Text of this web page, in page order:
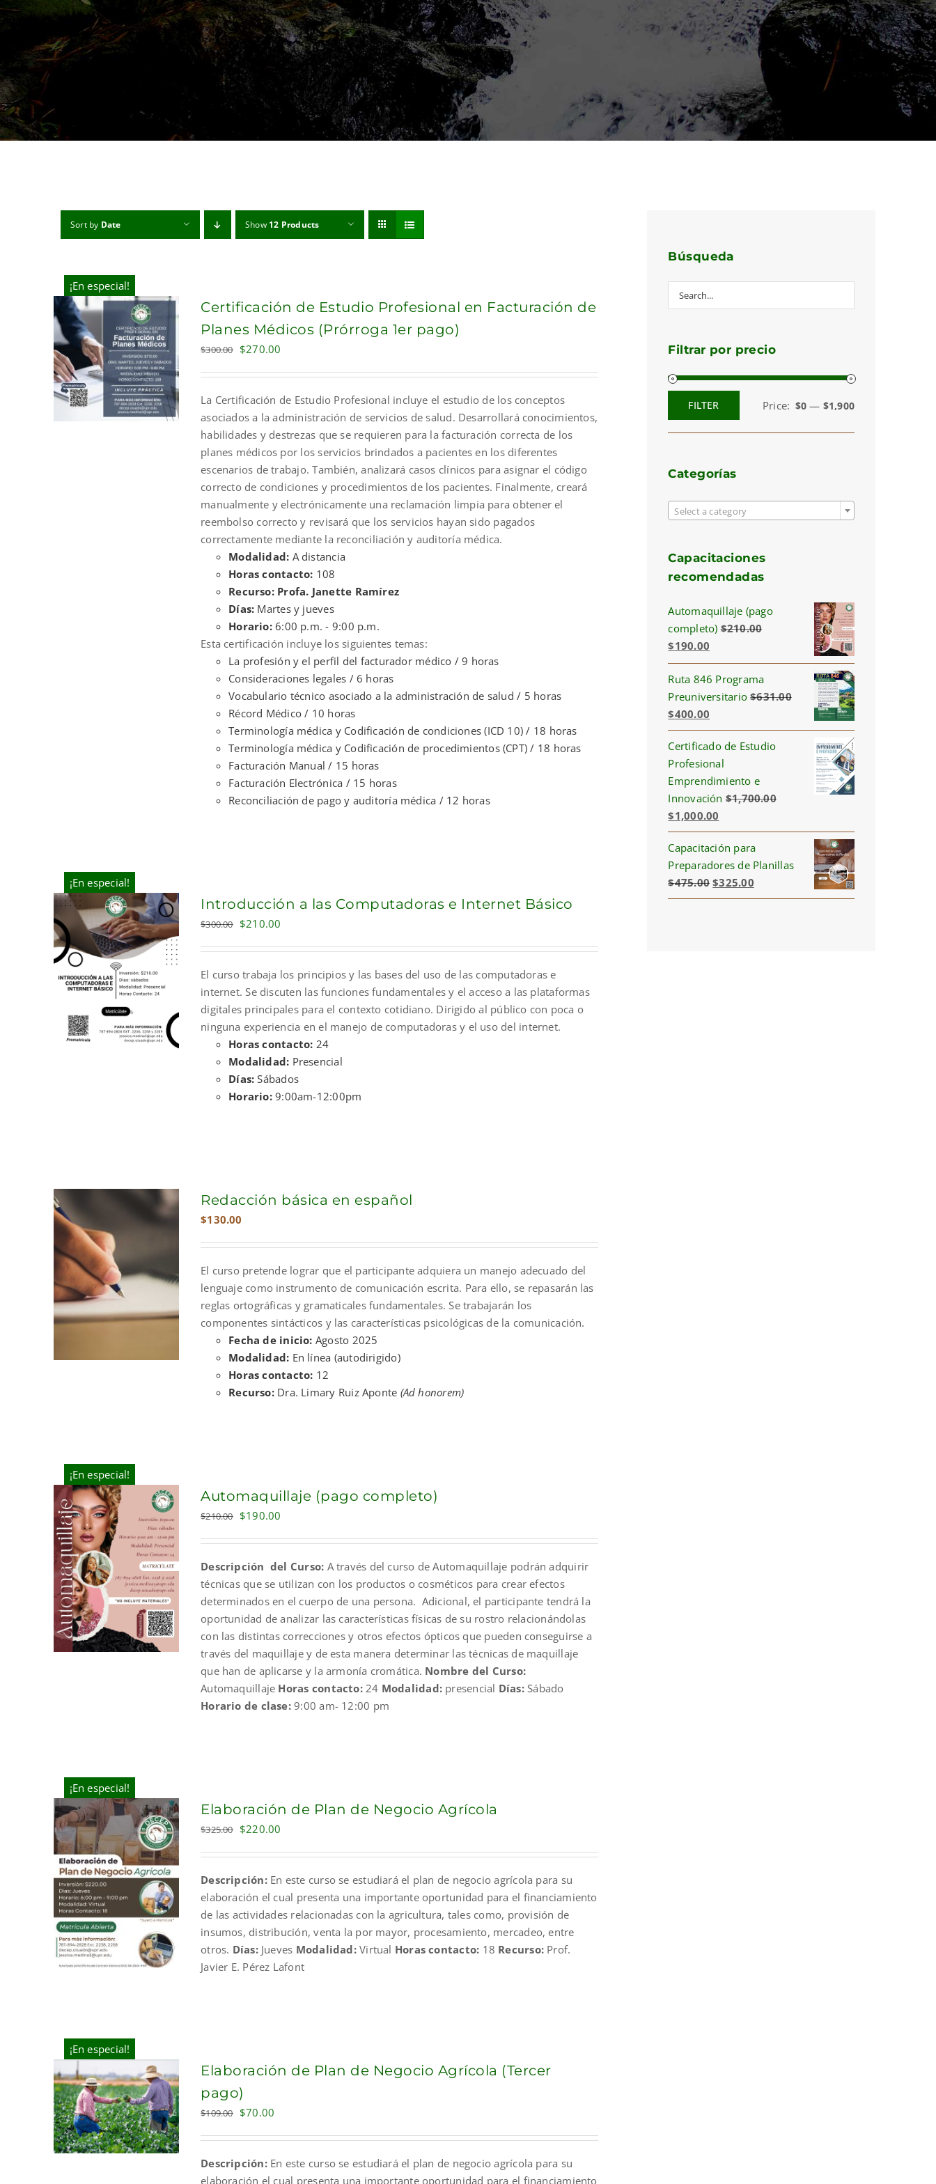
Sort by Date Show 12 Products
¡En especial!
Certificación de Estudio Profesional en Facturación de
Planes Médicos (Prórroga 1er pago)
$300.00 Original
$300.00.
$270.00
$270.00.
La Certificación de Estudio Profesional incluye el estudio de los conceptos
asociados a la administración de servicios de salud. Desarrollará conocimientos,
habilidades y destrezas que se requieren para la facturación correcta de los
planes médicos por los servicios brindados a pacientes en los diferentes
escenarios de trabajo. También, analizará casos clínicos para asignar el código
correcto de condiciones y procedimientos de los pacientes. Finalmente, creará
manualmente y electrónicamente una reclamación limpia para obtener el
reembolso correcto y revisará que los servicios hayan sido pagados
correctamente mediante la reconciliación y auditoría médica.
Modalidad: A distancia
Horas contacto: 108
Recurso: Profa. Janette Ramírez
Días: Martes y jueves
Horario:6:00 p.m. - 9:00 p.m.
Esta certificación incluye los siguientes temas:
La profesión y el perfil del facturador médico / 9 horas
Consideraciones legales / 6 horas
Vocabulario técnico asociado a la administración de salud / 5 horas
Récord Médico / 10 horas
Terminología médica y Codificación de condiciones (ICD 10) / 18 horas
Terminología médica y Codificación de procedimientos (CPT) / 18 horas
Facturación Manual / 15 horas
Facturación Electrónica / 15 horas
Reconciliación de pago y auditoría médica / 12 horas
¡En especial!
Introducción a las Computadoras e Internet Básico
$300.00 Original
$300.00.
$210.00
$210.00.
El curso trabaja los principios y las bases del uso de las computadoras e
internet. Se discuten las funciones fundamentales y el acceso a las plataformas
digitales principales para el contexto cotidiano. Dirigido al público con poca o
ninguna experiencia en el manejo de computadoras y el uso del internet.
Horas contacto: 24
Modalidad: Presencial
Días: Sábados
Horario:9:00am-12:00pm
Redacción básica en español
$130.00
El curso pretende lograr que el participante adquiera un manejo adecuado del
lenguaje como instrumento de comunicación escrita. Para ello, se repasarán las
reglas ortográficas y gramaticales fundamentales. Se trabajarán los
componentes sintácticos y las características psicológicas de la comunicación.
Fecha de inicio: Agosto 2025
Modalidad: En línea (autodirigido)
Horas contacto: 12
Recurso:Dra. Limary Ruiz Aponte (Ad honorem)
¡En especial!
Automaquillaje (pago completo)
$210.00 Original
$210.00.
$190.00
$190.00.
Descripción del Curso: A través del curso de Automaquillaje podrán adquirir
técnicas que se utilizan con los productos o cosméticos para crear efectos
determinados en el cuerpo de una persona. Adicional, el participante tendrá la
oportunidad de analizar las características físicas de su rostro relacionándolas
con las distintas correcciones y otros efectos ópticos que pueden conseguirse a
través del maquillaje y de esta manera determinar las técnicas de maquillaje
que han de aplicarse y la armonía cromática. Nombre del Curso:
Automaquillaje Horas contacto:24 Modalidad: presencial Días:Sábado
Horario de clase:9:00 am- 12:00 pm
¡En especial!
Elaboración de Plan de Negocio Agrícola
$325.00 Original
$325.00.
$220.00
$220.00.
Descripción:En este curso se estudiará el plan de negocio agrícola para su
elaboración el cual presenta una importante oportunidad para el financiamiento
de las actividades relacionadas con la agricultura, tales como, provisión de
insumos, distribución, venta la por mayor, procesamiento, mercadeo, entre
otros. Días: Jueves Modalidad:Virtual Horas contacto: 18 Recurso: Prof.
Javier E. Pérez Lafont
¡En especial!
Elaboración de Plan de Negocio Agrícola (Tercer
pago)
$109.00 Original
$109.00.
$70.00
$70.00.
Descripción:En este curso se estudiará el plan de negocio agrícola para su
elaboración el cual presenta una importante oportunidad para el financiamiento
Búsqueda
Filtrar por precio
price
price
FILTER Price: $0— $1,900
Categorías
Select a category
Capacitaciones
recomendadas
Automaquillaje (pago
completo) $210.00
Original
price
was:
$210.00.
$190.00
price
is:
$190.00.
Ruta 846 Programa
Preuniversitario $631.00
Original
price
was:
$631.00.
$400.00
price
is:
$400.00.
Certificado de Estudio
Profesional
Emprendimiento e
Innovación $1,700.00
Original
price
was:
$1,700.00.
$1,000.00
price
is:
$1,000.00.
Capacitación para
Preparadores de Planillas
$475.00 Original
price
$325.00Current
price